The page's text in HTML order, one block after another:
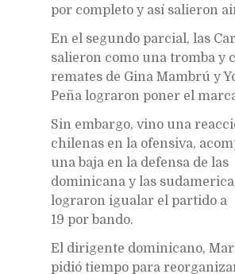
por completo y así salieron
En el segundo parcial, las
salieron como una tromba y
remates de Gina Mambrú y
Peña lograron poner el
Sin embargo, vino una
chilenas en la ofensiva,
una baja en la defensa de las
dominicana y las
lograron igualar el partido a
19 por bando.
El dirigente dominicano,
pidió tiempo para